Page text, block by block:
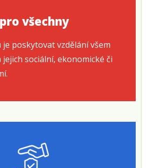
všechny
poskytovat vzdělání všem
sociální, ekonomické či